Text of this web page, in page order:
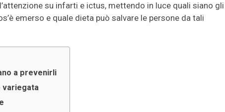
su infarti e ictus, mettendo in luce quali siano gli
emerso e quale dieta può salvare le persone da tali
a prevenirli
variegata